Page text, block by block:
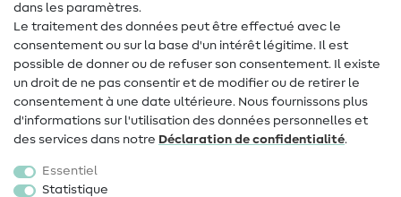
Changement de propriétaire
FAQ
Droit de rétractation
Populaire
Accessoires de couture
dans les paramètres.
Le traitement des données peut être effectué avec le
consentement ou sur la base d'un intérêt légitime. Il est
possible de donner ou de refuser son consentement. Il existe
un droit de ne pas consentir et de modifier ou de retirer le
consentement à une date ultérieure. Nous fournissons plus
d'informations sur l'utilisation des données personnelles et
des services dans notre Déclaration de confidentialité.
Essentiel
Statistique